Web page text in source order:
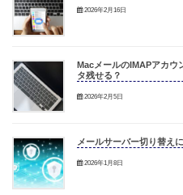
2026年2月16日
MacメールのIMAPアカウ
タ残せる？
2026年2月5日
メールサーバー切り替え
2026年1月8日